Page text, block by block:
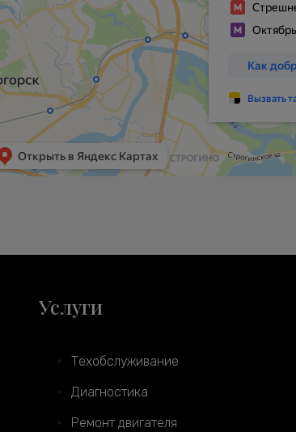
Услуги
Техобслуживание
Диагностика
Ремонт двигателя